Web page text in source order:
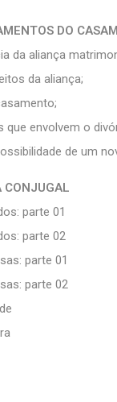
DO
da aliança
da aliança;
que envolvem o
de um
CONJUGAL
parte 01
parte 02
parte 01
parte 02